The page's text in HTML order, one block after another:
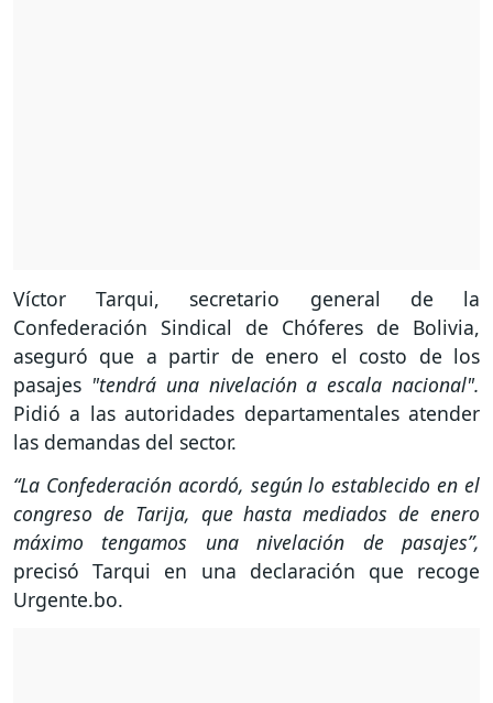
Víctor Tarqui, secretario general de la
Confederación Sindical de Chóferes de Bolivia,
aseguró que a partir de enero el costo de los
pasajes "tendrá una nivelación a escala nacional".
Pidió a las autoridades departamentales atender
las demandas del sector.
“La Confederación acordó, según lo establecido en el
congreso de Tarija, que hasta mediados de enero
máximo tengamos una nivelación de pasajes”,
precisó Tarqui en una declaración que recoge
Urgente.bo.